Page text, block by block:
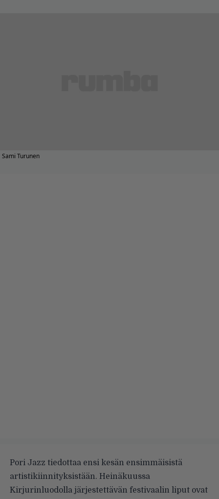
Sami Turunen
Pori Jazz tiedottaa ensi kesän ensimmäisistä
artistikiinnityksistään. Heinäkuussa
Kirjurinluodolla järjestettävän festivaalin liput ovat